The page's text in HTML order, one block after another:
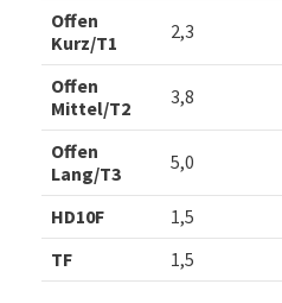
Offen
Kurz/T1
2,3
Offen
Mittel/T2
3,8
Offen
Lang/T3
5,0
HD10F 1,5
TF
1,5